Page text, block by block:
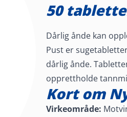
50
Dårlig ånde kan
Pust er
dårlig ånde.
opprettholde
Kort om
Virkeområde: